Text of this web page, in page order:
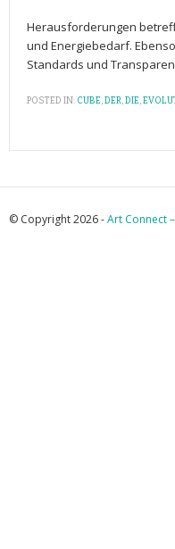
Herausforderungen
und‌ Energiebedarf.
Standards und
POSTED IN: CUBE,DER,DIE,
© Copyright 2026 -Art Connect